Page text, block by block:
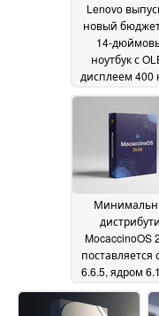
Lenovo
новый
14-
ноутбук с
дисплеем 400
SSD04 June
MocaccinoOS
поставляется
6.6.5, ядром
03 June